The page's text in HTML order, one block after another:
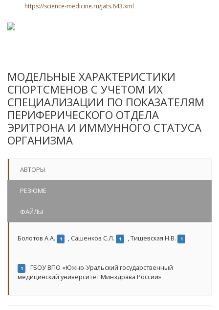
https://science-medicine.ru/jats.643.xml
МОДЕЛЬНЫЕ ХАРАКТЕРИСТИКИ
СПОРТСМЕНОВ С УЧЕТОМ ИХ
СПЕЦИАЛИЗАЦИИ ПО ПОКАЗАТЕЛЯМ
ПЕРИФЕРИЧЕСКОГО ОТДЕЛА
ЭРИТРОНА И ИММУННОГО СТАТУСА
ОРГАНИЗМА
АВТОРЫ
РЕЗЮМЕ
ФАЙЛЫ
Болотов А.А. 1 , Сашенков С.Л. 1 ,Тишевская Н.В. 1
1
ГБОУ ВПО «Южно-Уральский государственный
медицинский университет Минздрава России»